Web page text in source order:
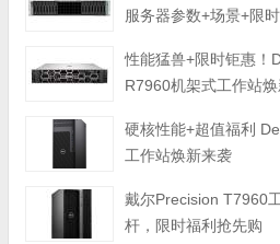
服务器参数+场景+限
性能猛兽+限时钜惠！
R7960机架式工作站
硬核性能+超值福利
工作站焕新来袭
戴尔Precision T7960
杆，限时福利抢先购